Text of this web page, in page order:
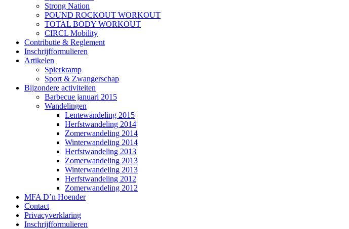
Strong Nation
POUND ROCKOUT WORKOUT
TOTAL BODY WORKOUT
CIRCL Mobility
Contributie & Reglement
Inschrijfformulieren
Artikelen
Spierkramp
Sport & Zwangerschap
Bijzondere activiteiten
Barbecue januari 2015
Wandelingen
Lentewandeling 2015
Herfstwandeling 2014
Zomerwandeling 2014
Winterwandeling 2014
Herfstwandeling 2013
Zomerwandeling 2013
Winterwandeling 2013
Herfstwandeling 2012
Zomerwandeling 2012
MFA D’n Hoender
Contact
Privacyverklaring
Inschrijfformulieren